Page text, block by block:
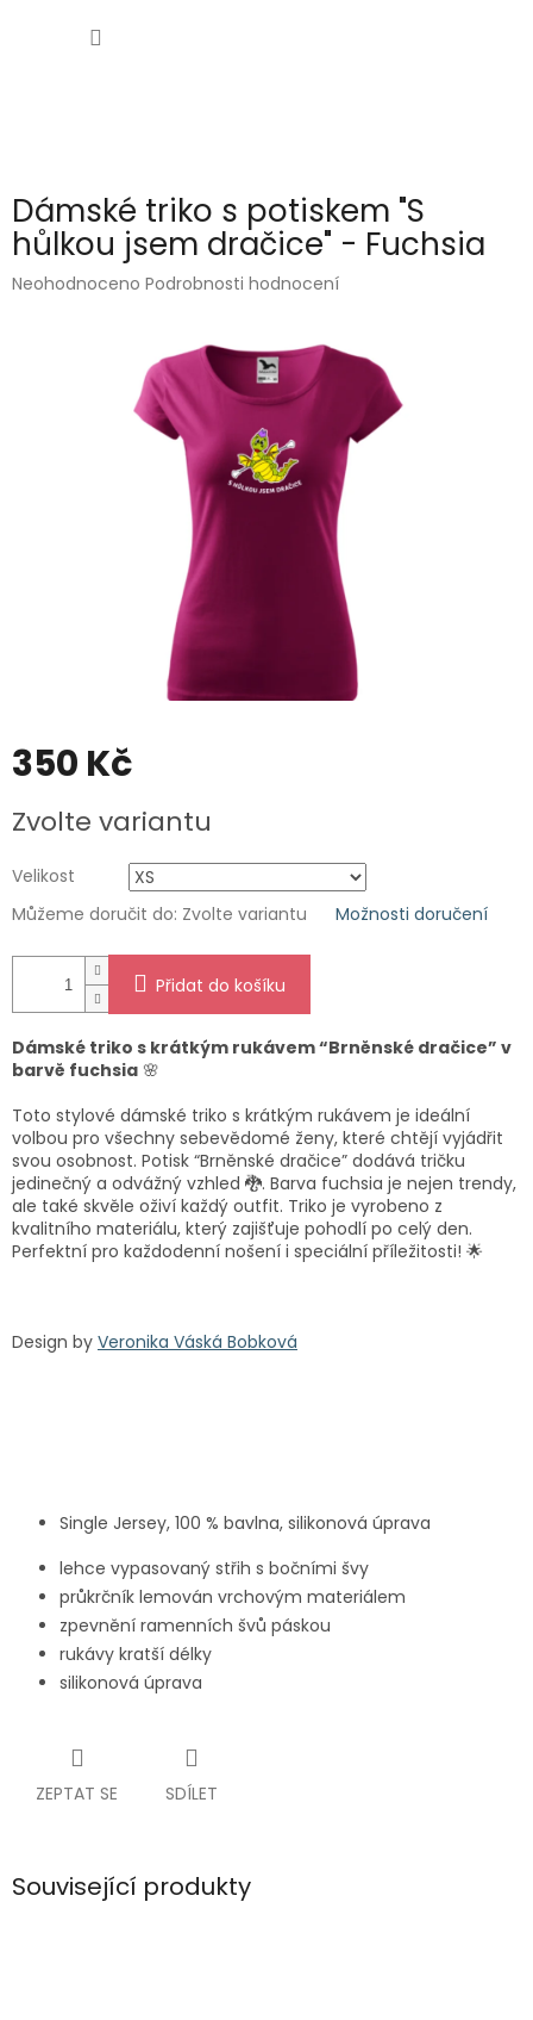
Dámské triko s potiskem "S
hůlkou jsem dračice" - Fuchsia
Průměrné
Neohodnoceno Podrobnosti hodnocení
350 Kč
cena:
Zvolte variantu
Velikost
Můžeme doručit do: Zvolte variantu Možnosti doručení
Přidat do košíku
Dámské triko s krátkým rukávem “Brněnské dračice” v
barvě fuchsia 🌸
Toto stylové dámské triko s krátkým rukávem je ideální
volbou pro všechny sebevědomé ženy, které chtějí vyjádřit
svou osobnost. Potisk “Brněnské dračice” dodává tričku
jedinečný a odvážný vzhled 🐉. Barva fuchsia je nejen trendy,
ale také skvěle oživí každý outfit. Triko je vyrobeno z
kvalitního materiálu, který zajišťuje pohodlí po celý den.
Perfektní pro každodenní nošení i speciální příležitosti! 🌟
Design by Veronika Váská Bobková
Single Jersey, 100 % bavlna, silikonová úprava
lehce vypasovaný střih s bočními švy
průkrčník lemován vrchovým materiálem
zpevnění ramenních švů páskou
rukávy kratší délky
silikonová úprava
ZEPTAT SE SDÍLET
Související produkty